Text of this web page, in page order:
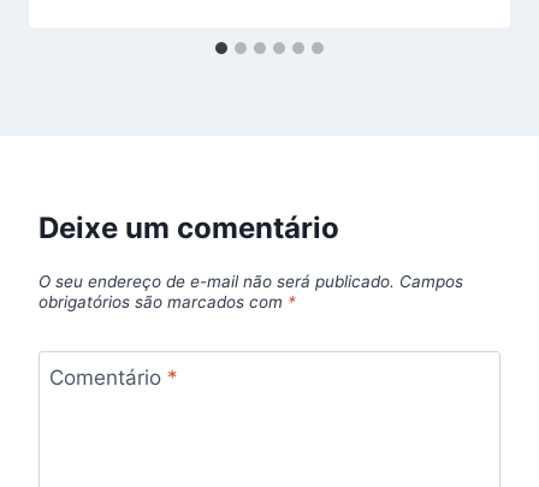
Deixe um comentário
O seu endereço de e-mail não será publicado. Campos
obrigatórios são marcados com *
Comentário *